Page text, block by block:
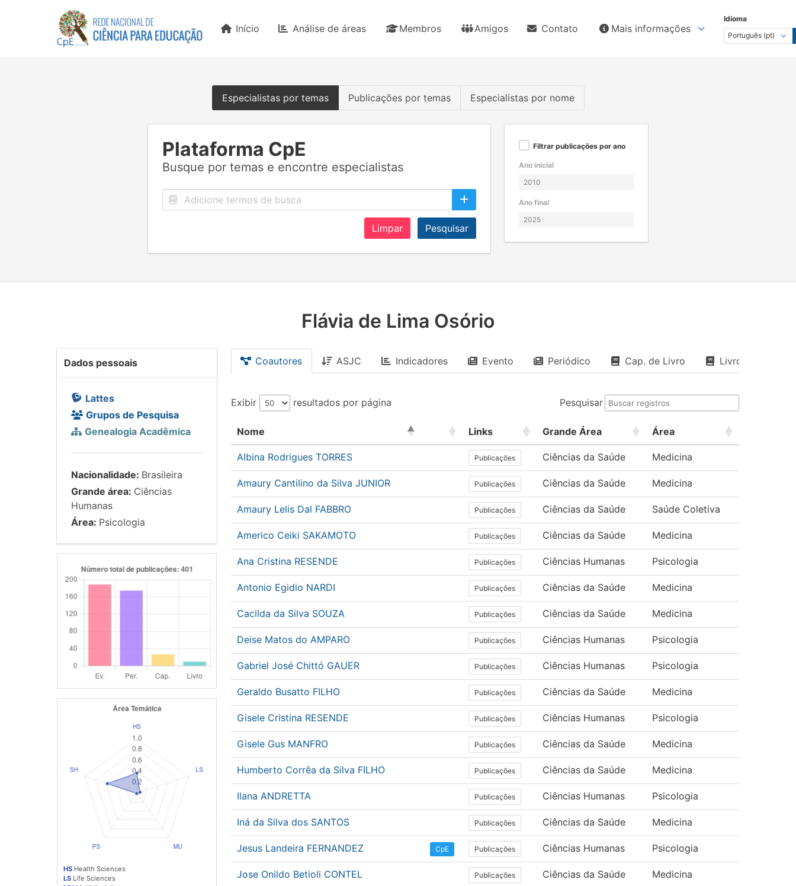
Início Análise de áreas Membros Amigos Contato Mais informações
Idioma
Especialistas por temas Publicações por temas Especialistas por nome
Plataforma CpE
Busque por temas e encontre especialistas
Limpar Pesquisar
Filtrar publicações por ano
Ano inicial
Ano final
Flávia de Lima Osório
Dados pessoais
Lattes
Grupos de Pesquisa
Genealogia Acadêmica
Nacionalidade: Brasileira
Grande área: Ciências
Humanas
Área: Psicologia
HS Health Sciences
LS Life Sciences
Coautores ASJC Indicadores Evento Periódico Cap. de Livro Livro
Exibir resultados por página Pesquisar
Nome Links Grande Área Área
Albina Rodrigues TORRES Publicações Ciências da Saúde Medicina
Amaury Cantilino da Silva JUNIOR Publicações Ciências da Saúde Medicina
Amaury Lelis Dal FABBRO Publicações Ciências da Saúde Saúde Coletiva
Americo Ceiki SAKAMOTO Publicações Ciências da Saúde Medicina
Ana Cristina RESENDE Publicações Ciências Humanas Psicologia
Antonio Egidio NARDI Publicações Ciências da Saúde Medicina
Cacilda da Silva SOUZA Publicações Ciências da Saúde Medicina
Deise Matos do AMPARO Publicações Ciências Humanas Psicologia
Gabriel José Chittó GAUER Publicações Ciências Humanas Psicologia
Geraldo Busatto FILHO Publicações Ciências da Saúde Medicina
Gisele Cristina RESENDE Publicações Ciências Humanas Psicologia
Gisele Gus MANFRO Publicações Ciências da Saúde Medicina
Humberto Corrêa da Silva FILHO Publicações Ciências da Saúde Medicina
Ilana ANDRETTA Publicações Ciências Humanas Psicologia
Iná da Silva dos SANTOS Publicações Ciências da Saúde Medicina
Jesus Landeira FERNANDEZ CpE Publicações Ciências Humanas Psicologia
Jose Onildo Betioli CONTEL Publicações Ciências da Saúde Medicina